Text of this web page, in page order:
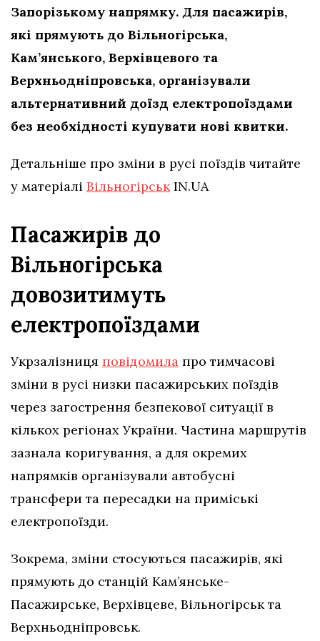
Запорізькому напрямку. Для пасажирів,
які прямують до Вільногірська,
Кам’янського, Верхівцевого та
Верхньодніпровська, організували
альтернативний доїзд електропоїздами
без необхідності купувати нові квитки.
Детальніше про зміни в русі поїздів читайте
у матеріалі ВільногірськIN.UA
Пасажирів до
Вільногірська
довозитимуть
електропоїздами
Укрзалізниця повідомила про тимчасові
зміни в русі низки пасажирських поїздів
через загострення безпекової ситуації в
кількох регіонах України. Частина маршрутів
зазнала коригування, а для окремих
напрямків організували автобусні
трансфери та пересадки на приміські
електропоїзди.
Зокрема, зміни стосуються пасажирів, які
прямують до станцій Кам’янське-
Пасажирське, Верхівцеве, Вільногірськ та
Верхньодніпровськ.